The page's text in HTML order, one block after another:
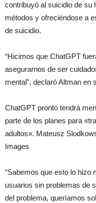
contribuyó al suicidio de su
métodos y ofreciéndose a
de suicidio.
“Hicimos que ChatGPT
asegurarnos de ser
mental”, declaró Altman en
ChatGPT pronto tendrá
parte de los planes para
adultos». Mateusz
Images
“Sabemos que esto lo hizo
usuarios sin problemas de
del problema, queríamos